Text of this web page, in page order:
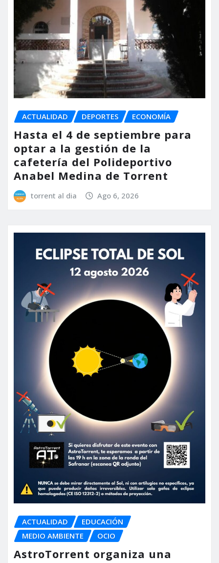
ACTUALIDAD DEPORTES ECONOMÍA
Hasta el 4 de septiembre para
optar a la gestión de la
cafetería del Polideportivo
Anabel Medina de Torrent
torrent al dia Ago 6, 2026
ACTUALIDAD
EDUCACIÓN
MEDIO AMBIENTE
OCIO
AstroTorrent organiza una